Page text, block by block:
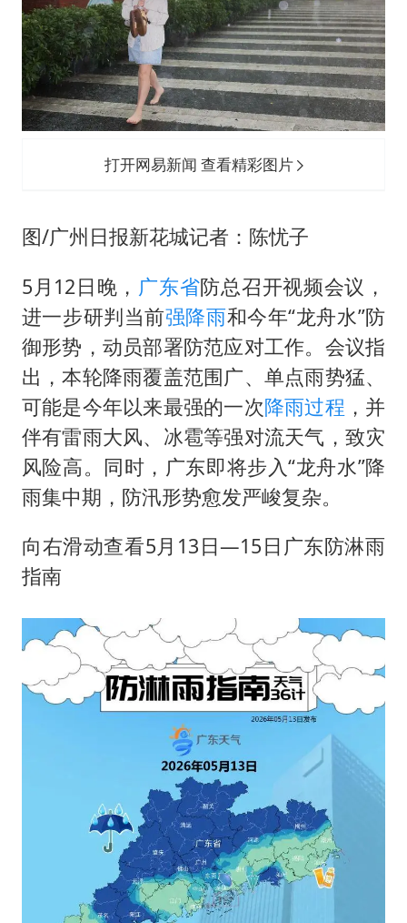
打开网易新闻 查看精彩图片
图/广州日报新花城记者：陈忧子
5月12日晚， 广东省防总召开视频会议，
进一步研判当前强降雨和今年“龙舟水”防
御形势，动员部署防范应对工作。会议指
出，本轮降雨覆盖范围广、单点雨势猛、
可能是今年以来最强的一次降雨过程 ，并
伴有雷雨大风、冰雹等强对流天气，致灾
风险高。同时，广东即将步入“龙舟水”降
雨集中期，防汛形势愈发严峻复杂。
向右滑动查看5月13日—15日广东防淋雨
指南